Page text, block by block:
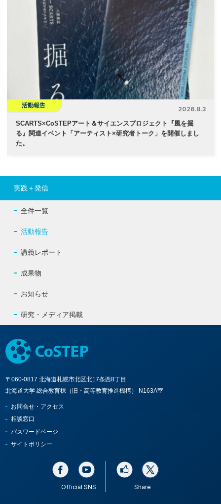
活動報告
2026.8.3
SCARTS×CoSTEPアート＆サイエンスプロジェクト『風を掘
る』関連イベント「アーティスト×研究者トーク」を開催しまし
た。
実践＋発信
全件一覧
活動報告
講義レポート
成果物
お知らせ
研究・メディア掲載
〒060-0817 北海道札幌市北区北17条西8丁目
北海道大学 総合教育棟（旧・高等教育推進機構） N163A室
お問合せ・アクセス
相談窓口
パスワードページ
サイトポリシー
Official SNS Share